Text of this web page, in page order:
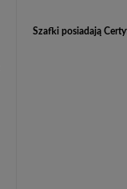
Szafki posiadają